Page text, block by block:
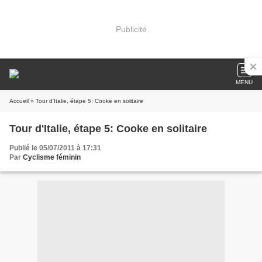
Publicité
MENU
Accueil » Tour d'Italie, étape 5: Cooke en solitaire
Tour d'Italie, étape 5: Cooke en solitaire
Publié le 05/07/2011 à 17:31
Par Cyclisme féminin